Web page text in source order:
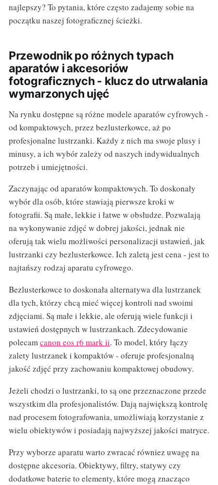
najlepszy? To pytania, które często zadajemy sobie na
początku naszej fotograficznej ścieżki.
Przewodnik po różnych typach
aparatów i akcesoriów
fotograficznych - klucz do utrwalania
wymarzonych ujęć
Na rynku dostępne są różne modele aparatów cyfrowych -
od kompaktowych, przez bezlusterkowce, aż po
profesjonalne lustrzanki. Każdy z nich ma swoje plusy i
minusy, a ich wybór zależy od naszych indywidualnych
potrzeb i umiejętności.
Zaczynając od aparatów kompaktowych. To doskonały
wybór dla osób, które stawiają pierwsze kroki w
fotografii. Są małe, lekkie i łatwe w obsłudze. Pozwalają
na wykonywanie zdjęć w dobrej jakości, jednak nie
oferują tak wielu możliwości personalizacji ustawień, jak
lustrzanki czy bezlusterkowce. Ich zaletą jest cena - jest to
najtańszy rodzaj aparatu cyfrowego.
Bezlusterkowce to doskonała alternatywa dla lustrzanek
dla tych, którzy chcą mieć więcej kontroli nad swoimi
zdjęciami. Są małe i lekkie, ale oferują wiele funkcji i
ustawień dostępnych w lustrzankach. Zdecydowanie
polecamcanon eos r6 mark ii. To model, który łączy
zalety lustrzanek i kompaktów - oferuje profesjonalną
jakość zdjęć przy zachowaniu kompaktowej obudowy.
Jeżeli chodzi o lustrzanki, to są one przeznaczone przede
wszystkim dla profesjonalistów. Dają największą kontrolę
nad procesem fotografowania, umożliwiają korzystanie z
wielu obiektywów i posiadają najwyższej jakości matryce.
Przy wyborze aparatu warto zwracać równiez uwagę na
dostępne akcesoria. Obiektywy, filtry, statywy czy
dodatkowe baterie to elementy, które mogą znacząco